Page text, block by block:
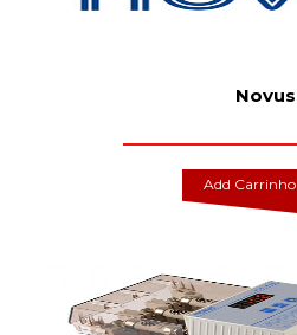
Novus
Add Carrinho